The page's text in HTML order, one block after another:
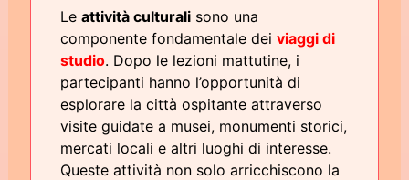
Le attività culturali sono una
componente fondamentale dei viaggi di
studio. Dopo le lezioni mattutine, i
partecipanti hanno l’opportunità di
esplorare la città ospitante attraverso
visite guidate a musei, monumenti storici,
mercati locali e altri luoghi di interesse.
Queste attività non solo arricchiscono la